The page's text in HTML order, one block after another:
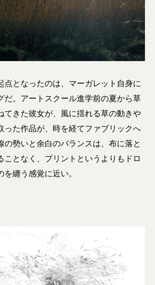
点となったのは、マーガレット自身に
だ。アートスクール進学前の夏から草
てきた彼女が、風に揺れる草の動きや
った作品が、時を経てファブリックへ
の勢いと余白のバランスは、布に落と
ことなく、プリントというよりもドロ
を纏う感覚に近い。